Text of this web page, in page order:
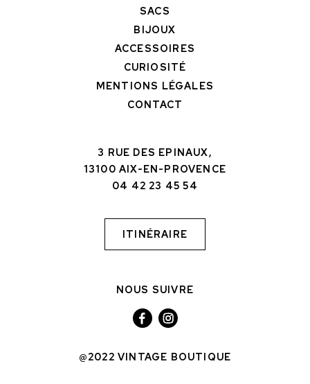
SACS
BIJOUX
ACCESSOIRES
CURIOSITÉ
MENTIONS LÉGALES
CONTACT
3 RUE DES EPINAUX,
13100 AIX-EN-PROVENCE
04 42 23 45 54
ITINÉRAIRE
NOUS SUIVRE
@2022 VINTAGE BOUTIQUE